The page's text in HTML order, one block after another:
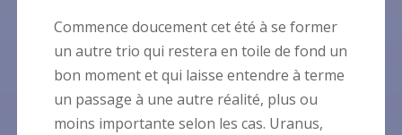
Commence doucement cet été à se former
un autre trio qui restera en toile de fond un
bon moment et qui laisse entendre à terme
un passage à une autre réalité, plus ou
moins importante selon les cas. Uranus,